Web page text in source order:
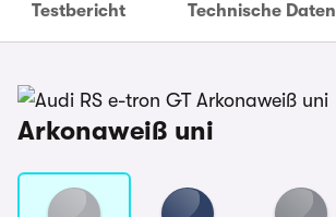
Testbericht Technische Daten
Arkonaweiß uni